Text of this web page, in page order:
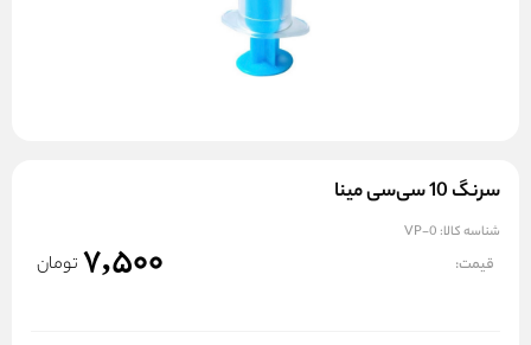
سرنگ 10 سی‌سی مینا
شناسه کالا: VP-0
قیمت: 7,500 تومان